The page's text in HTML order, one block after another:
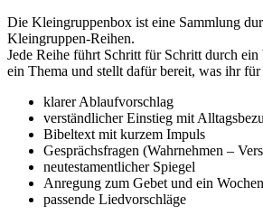
Die Kleingruppenbox ist eine Sammlung
Kleingruppen-Reihen.
Jede Reihe führt Schritt für Schritt durch
ein Thema und stellt dafür bereit, was ihr
klarer Ablaufvorschlag
verständlicher Einstieg mit
Bibeltext mit kurzem Impuls
Gesprächsfragen (Wahrnehmen –
neutestamentlicher Spiegel
Anregung zum Gebet und ein
passende Liedvorschläge